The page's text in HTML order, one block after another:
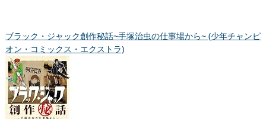
ブラック・ジャック創作秘話~手塚治虫の仕事場から~ (少年チャンピ
オン・コミックス・エクストラ)